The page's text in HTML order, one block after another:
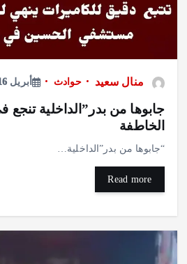
منال سعيد حوادث أبريل 16, 2026
جابوها من بدر”الداخلية تنجع في
الخاطفة
“جابوها من بدر”الداخلية…
Read more